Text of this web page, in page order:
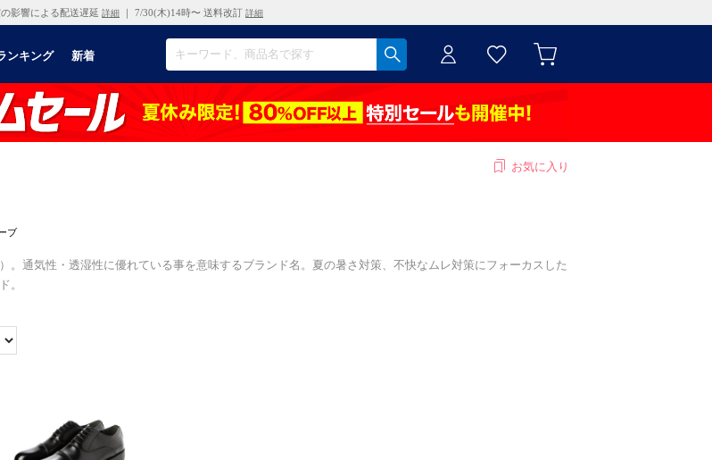
影響による配送遅延 詳細 ｜ 7/30(木)14時〜 送料改訂 詳細
ンキング 新着
お気に入り
ブ
。通気性・透湿性に優れている事を意味するブランド名。夏の暑さ対策、不快なムレ対策にフォーカスした
。